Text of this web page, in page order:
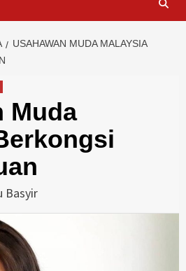
USAHAWAN MUDA MALAYSIA
Muda
Basyir